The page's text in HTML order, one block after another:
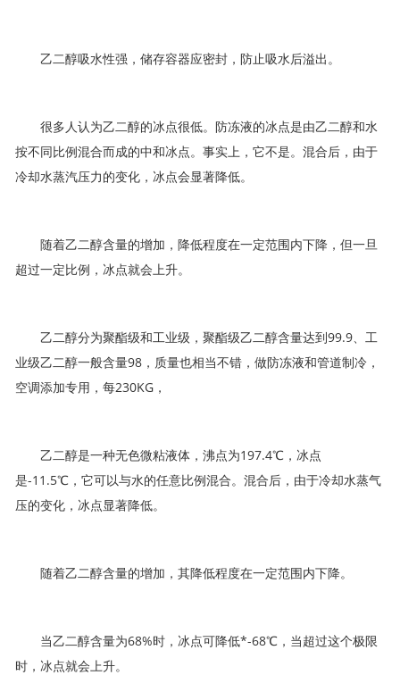
乙二醇吸水性强，储存容器应密封，防止吸水后溢出。
很多人认为乙二醇的冰点很低。防冻液的冰点是由乙二醇和水
按不同比例混合而成的中和冰点。事实上，它不是。混合后，由于
冷却水蒸汽压力的变化，冰点会显著降低。
随着乙二醇含量的增加，降低程度在一定范围内下降，但一旦
超过一定比例，冰点就会上升。
乙二醇分为聚酯级和工业级，聚酯级乙二醇含量达到99.9、工
业级乙二醇一般含量98，质量也相当不错，做防冻液和管道制冷，
空调添加专用，每230KG，
乙二醇是一种无色微粘液体，沸点为197.4℃，冰点
是-11.5℃，它可以与水的任意比例混合。混合后，由于冷却水蒸气
压的变化，冰点显著降低。
随着乙二醇含量的增加，其降低程度在一定范围内下降。
当乙二醇含量为68%时，冰点可降低*-68℃，当超过这个极限
时，冰点就会上升。